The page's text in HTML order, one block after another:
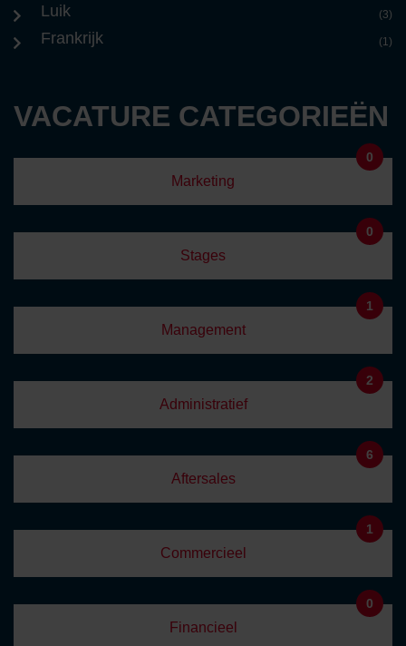
Luik (3)
Frankrijk (1)
VACATURE CATEGORIEËN
Marketing
0
Stages
0
Management
1
Administratief
2
Aftersales
6
Commercieel
1
Financieel
0